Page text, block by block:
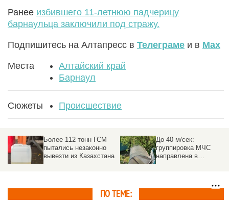
Ранее избившего 11-летнюю падчерицу
барнаульца заключили под стражу.
Подпишитесь на Алтапресс в Телеграме и в Max
Места
Алтайский край
Барнаул
Сюжеты Происшествие
Более 112 тонн ГСМ
пытались незаконно
вывезти из Казахстана
До 40 м/сек:
группировка МЧС
направлена в
ПО ТЕМЕ: